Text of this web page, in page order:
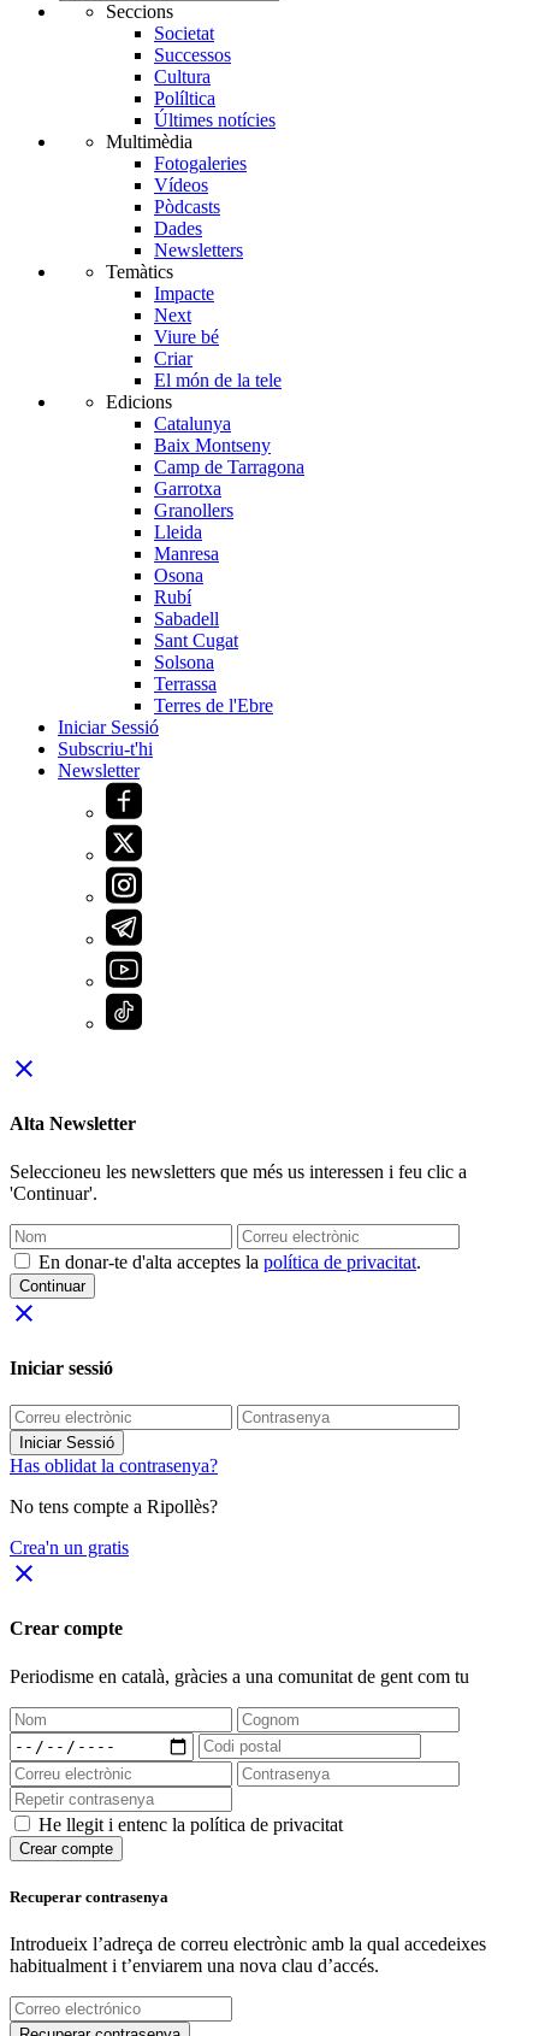
Seccions
Societat
Successos
Cultura
Políltica
Últimes notícies
Multimèdia
Fotogaleries
Vídeos
Pòdcasts
Dades
Newsletters
Temàtics
Impacte
Next
Viure bé
Criar
El món de la tele
Edicions
Catalunya
Baix Montseny
Camp de Tarragona
Garrotxa
Granollers
Lleida
Manresa
Osona
Rubí
Sabadell
Sant Cugat
Solsona
Terrassa
Terres de l'Ebre
Iniciar Sessió
Subscriu-t'hi
Newsletter
close
Alta Newsletter
Seleccioneu les newsletters que més us interessen i feu clic a
'Continuar'.
En donar-te d'alta acceptes la política de privacitat.
Continuar
close
Iniciar sessió
Iniciar Sessió
Has oblidat la contrasenya?
No tens compte a Ripollès?
Crea'n un gratis
close
Crear compte
Periodisme en català, gràcies a una comunitat de gent com tu
He llegit i entenc la política de privacitat
Crear compte
Recuperar contrasenya
Introdueix l’adreça de correu electrònic amb la qual accedeixes
habitualment i t’enviarem una nova clau d’accés.